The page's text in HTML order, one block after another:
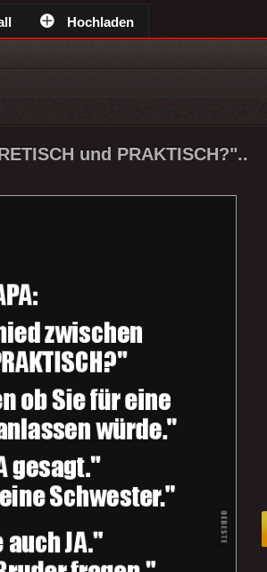
Hochladen
und PRAKTISCH?"..